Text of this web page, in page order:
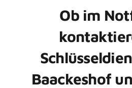
Ob im
Baackeshof